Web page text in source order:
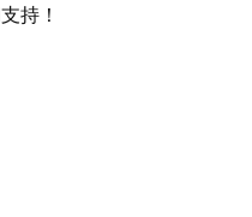
持！